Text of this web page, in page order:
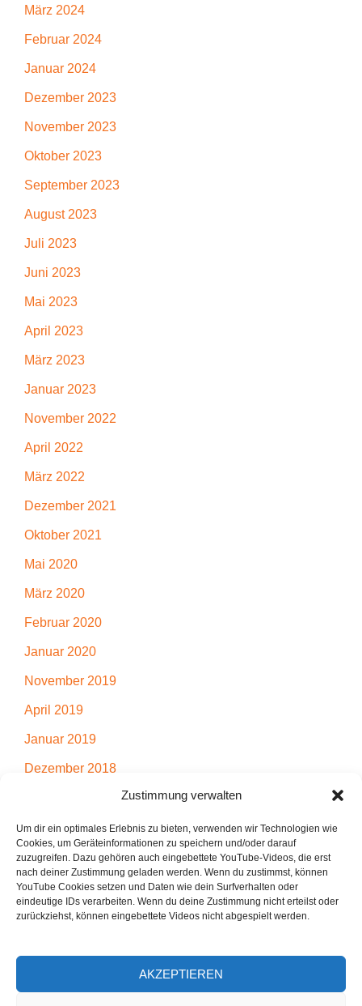
Zustimmung verwalten
Um dir ein optimales Erlebnis zu bieten, verwenden wir Technologien wie
Cookies, um Geräteinformationen zu speichern und/oder darauf
zuzugreifen. Dazu gehören auch eingebettete YouTube-Videos, die erst
nach deiner Zustimmung geladen werden. Wenn du zustimmst, können
YouTube Cookies setzen und Daten wie dein Surfverhalten oder
eindeutige IDs verarbeiten. Wenn du deine Zustimmung nicht erteilst oder
zurückziehst, können eingebettete Videos nicht abgespielt werden.
AKZEPTIEREN
März 2024
Februar 2024
Januar 2024
Dezember 2023
November 2023
Oktober 2023
September 2023
August 2023
Juli 2023
Juni 2023
Mai 2023
April 2023
März 2023
Januar 2023
November 2022
April 2022
März 2022
Dezember 2021
Oktober 2021
Mai 2020
März 2020
Februar 2020
Januar 2020
November 2019
April 2019
Januar 2019
Dezember 2018
Juli 2018
April 2018
März 2018
Dezember 2017